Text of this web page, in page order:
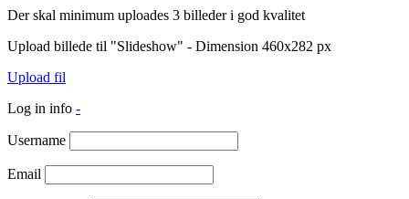
Der skal minimum uploades 3 billeder i god kvalitet
Upload billede til "Slideshow" - Dimension 460x282 px
Upload fil
Log in info -
Username
Email